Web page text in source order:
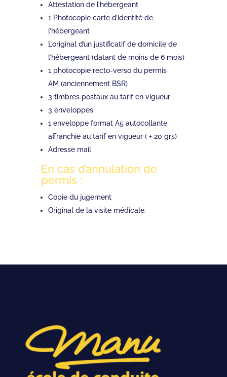
Attestation de l’hébergeant
1 Photocopie carte d’identité de
l’hébergeant
L’original d’un justificatif de domicile de
l’hébergeant (datant de moins de 6 mois)
1 photocopie recto-verso du permis
AM (anciennement BSR)
3 timbres postaux au tarif en vigueur
3 enveloppes
1 enveloppe format A5 autocollante,
affranchie au tarif en vigueur ( + 20 grs)
Adresse mail
En cas d’annulation de
permis :
Copie du jugement
Original de la visite médicale.